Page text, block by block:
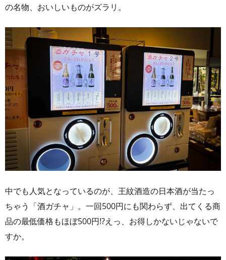
の名物、おいしいものがズラリ。
中でも人気となっているのが、王紋酒造の日本酒が当たっ
ちゃう「酒ガチャ」。一回500円にも関わらず、出てくる商
品の最低価格もほぼ500円!?えっ、お得しかないじゃないで
すか。